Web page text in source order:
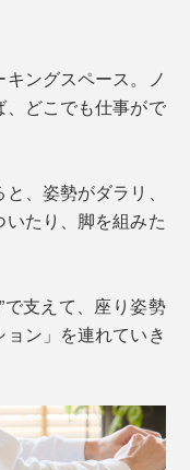
ングスペース。ノ
どこでも仕事がで
、姿勢がダラリ、
たり、脚を組みた
で支えて、座り姿勢
ン」を連れていき